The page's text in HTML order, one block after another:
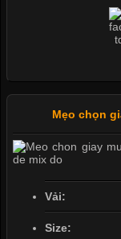
Mẹo chọn
Vải:
Size: